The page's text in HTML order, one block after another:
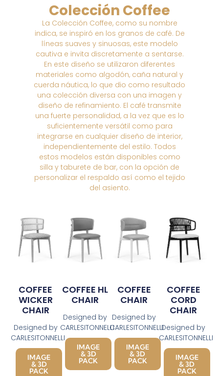
Colección Coffee
La Colección Coffee, como su nombre
indica, se inspiró en los granos de café. De
líneas suaves y sinuosas, este modelo
cautiva e invita discretamente a sentarse.
En este diseño se utilizaron diferentes
materiales como algodón, caña natural y
cuerda náutica, lo que dio como resultado
una colección diversa con una imagen y
diseño de refinamiento. El café transmite
una fuerte personalidad, a la vez que es lo
suficientemente versátil como para
integrarse en cualquier diseño de interior,
independientemente del estilo. Todos
estos modelos están disponibles como
silla y taburete de bar, con la opción de
personalizar el respaldo así como el tejido
del asiento.
COFFEE
WICKER
CHAIR
Designed by
CARLESITONNELLI
IMAGE
& 3D
PACK
COFFEE HL
CHAIR
Designed by
CARLESITONNELLI
IMAGE
& 3D
PACK
COFFEE
CHAIR
Designed by
CARLESITONNELLI
IMAGE
& 3D
PACK
COFFEE
CORD
CHAIR
Designed by
CARLESITONNELLI
IMAGE
& 3D
PACK